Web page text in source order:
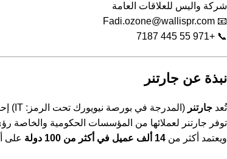
شركة واليس للعلاقات العامة
📧
Fadi.ozone@wallispr.com
📞 +971 55 445 7187
نبذة عن جارتنر
تُعد جارتنر (المدرجة في بورصة نيويورك تحت الرمز: IT) إحدى أبرز مؤسسات الأبحاث والاستشارات العالمية، وعضوًا في
توفر جارتنر لعملائها من المؤسسات الحكومية والخاصة
ويعتمد أكثر من 14 ألف عميل في أكثر من 100 دولة على